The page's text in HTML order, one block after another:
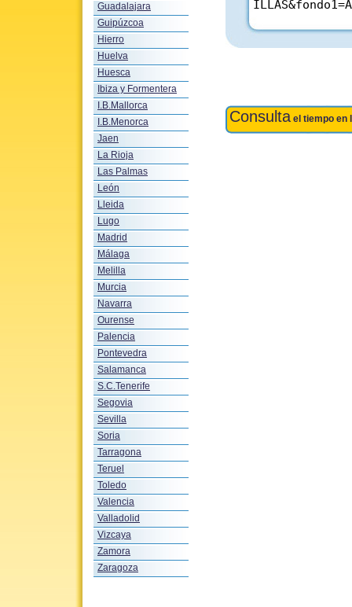
Guadalajara
Guipúzcoa
Hierro
Huelva
Huesca
Ibiza y Formentera
I.B.Mallorca
I.B.Menorca
Jaen
La Rioja
Las Palmas
León
Lleida
Lugo
Madrid
Málaga
Melilla
Murcia
Navarra
Ourense
Palencia
Pontevedra
Salamanca
S.C.Tenerife
Segovia
Sevilla
Soria
Tarragona
Teruel
Toledo
Valencia
Valladolid
Vizcaya
Zamora
Zaragoza
Consulta el tiempo en